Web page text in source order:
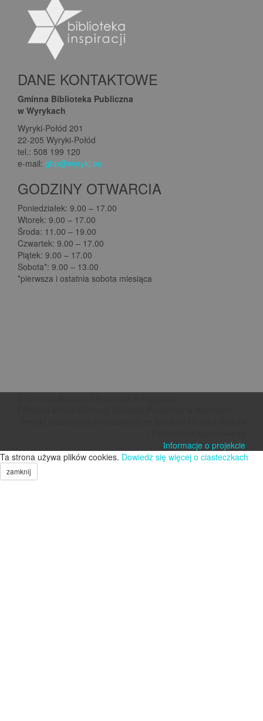
DANE KONTAKTOWE
Gminna Biblioteka Publiczna
w Wyrykach
Wyryki-Połód 201
22-205 Wyryki-Połód
tel.: 508 199 120
e-mail: gbp@wyryki.eu
GODZINY OTWARCIA
Poniedziałek: 9.00 – 17.00
Wtorek: 9.00 – 17.00
Środa: 11.00 – 19.00
Czwartek: 9.00 – 17.00
Piątek: 9.00 – 17.00
Sobota*: 9.00 – 13.00
*pierwsza i ostatnia sobota miesiąca
Informacje o projekcie
Ta strona używa plików cookies. Dowiedz się więcej o ciasteczkach
zamknij